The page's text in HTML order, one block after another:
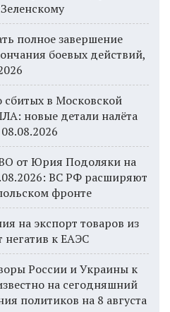
полное завершение
боевых действий,
сбитых в Московской
новые детали налёта
от Юрия Подоляки на
ВС РФ расширяют
фронте
на экспорт товаров из
к ЕАЭС
России и Украины к
на сегодняшний
политиков на 8 августа